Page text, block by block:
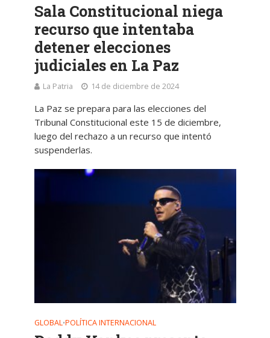
Sala Constitucional niega
recurso que intentaba
detener elecciones
judiciales en La Paz
La Patria 14 de diciembre de 2024
La Paz se prepara para las elecciones del
Tribunal Constitucional este 15 de diciembre,
luego del rechazo a un recurso que intentó
suspenderlas.
GLOBAL•POLÍTICA INTERNACIONAL